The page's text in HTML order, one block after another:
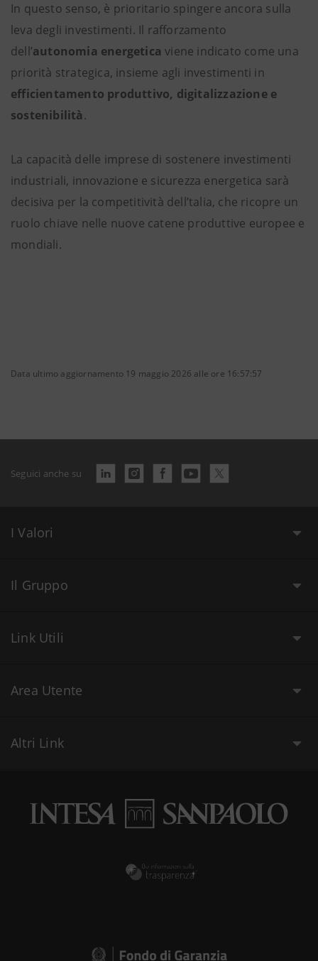
In questo senso, è prioritario spingere ancora sulla
leva degli investimenti. Il rafforzamento
dell’autonomia energetica viene indicato come una
priorità strategica, insieme agli investimenti in
efficientamento produttivo, digitalizzazione e
sostenibilità.
La capacità delle imprese di sostenere investimenti
industriali, innovazione e sicurezza energetica sarà
decisiva per la competitività dell’talia, che ricopre un
ruolo chiave nelle nuove catene produttive europee e
mondiali.
Data ultimo aggiornamento 19 maggio 2026 alle ore 16:57:57
Seguici anche su
I Valori
Il Gruppo
Link Utili
Area Utente
Altri Link